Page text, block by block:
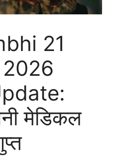
21
मेडिकल